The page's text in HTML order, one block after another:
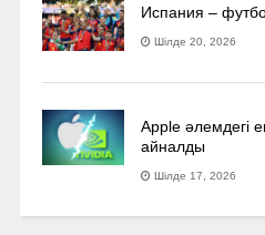
Испания –
Шілде 20, 2026
Apple әлемдегі
айналды
Шілде 17, 2026